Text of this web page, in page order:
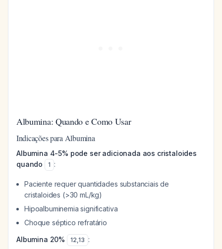
Albumina: Quando e Como Usar
Indicações para Albumina
Albumina 4-5% pode ser adicionada aos cristaloides
quando
1 :
Paciente requer quantidades substanciais de
cristaloides (>30 mL/kg)
Hipoalbuminemia significativa
Choque séptico refratário
Albumina 20%
12,13 :